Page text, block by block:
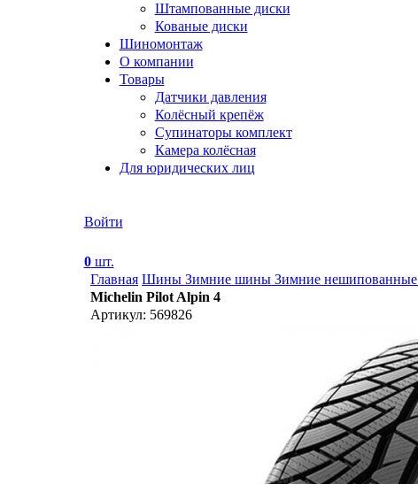
Штампованные диски
Кованые диски
Шиномонтаж
О компании
Товары
Датчики давления
Колёсный крепёж
Супинаторы комплект
Камера колёсная
Для юридических лиц
Войти
0шт.
Главная Шины Зимние шины Зимние нешипованные
Michelin Pilot Alpin 4
Артикул: 569826